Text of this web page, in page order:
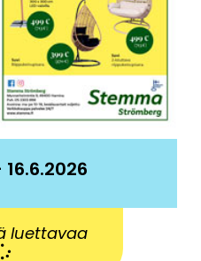
luettavaa